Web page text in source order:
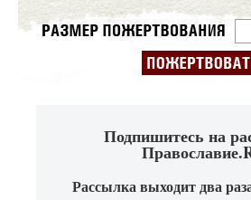
Подпишитесь на
Рассылка выходит два